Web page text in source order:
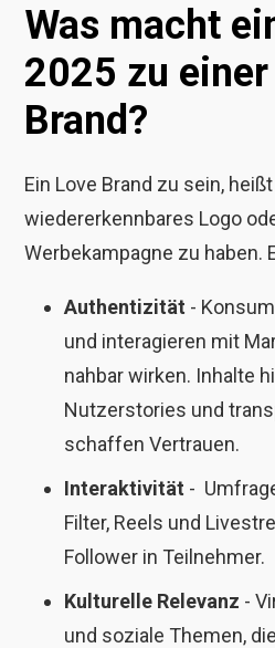
Was macht
2025 zu
Brand?
Ein Love Brand zu sein,
wiedererkennbares Logo
Werbekampagne zu haben.
Authentizität -
und interagieren mit
nahbar wirken. Inhalte
Nutzerstories und
schaffen Vertrauen.
Interaktivität -
Filter, Reels und
Follower in Teilnehmer.
Kulturelle Relevanz -
und soziale Themen,